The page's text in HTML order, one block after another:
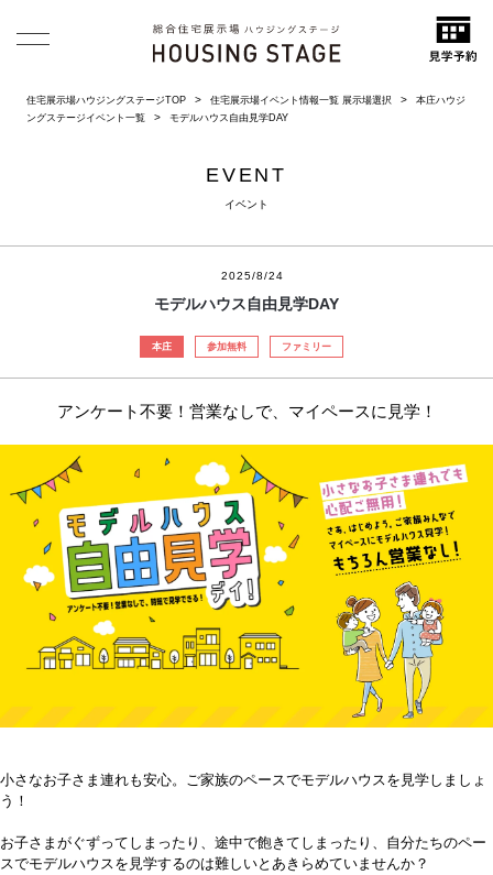
住宅展示場ハウジングステージTOP 住宅展示場イベント情報一覧 展示場選択
本庄ハウジ
ングステージイベント一覧
モデルハウス自由見学DAY
EVENT
イベント
2025/8/24
モデルハウス自由見学DAY
本庄 参加無料 ファミリー
アンケート不要！営業なしで、マイペースに見学！
小さなお子さま連れも安心。ご家族のペースでモデルハウスを見学しましょ
う！
お子さまがぐずってしまったり、途中で飽きてしまったり、自分たちのペー
スでモデルハウスを見学するのは難しいとあきらめていませんか？